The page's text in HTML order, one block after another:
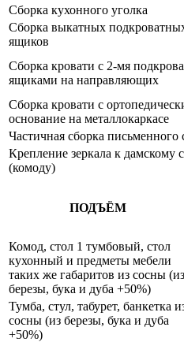
Сборка кухонного уголка
Сборка выкатных
ящиков
Сборка кровати с 2-мя
ящиками на направляющих
Сборка кровати с
основание на металлокаркасе
Частичная сборка письменного
Крепление зеркала к дамскому
(комоду)
ПОДЪЁМ
Комод, стол 1 тумбовый, стол
кухонный и предметы мебели
таких же габаритов из сосны (из
березы, бука и дуба +50%)
Тумба, стул, табурет, банкетка
сосны (из березы, бука и дуба
+50%)